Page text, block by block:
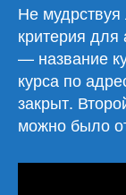
Не
критерия
— название
курса по
закрыт.
можно было